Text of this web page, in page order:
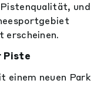
und
erscheinen.
Piste
einem neuen Park